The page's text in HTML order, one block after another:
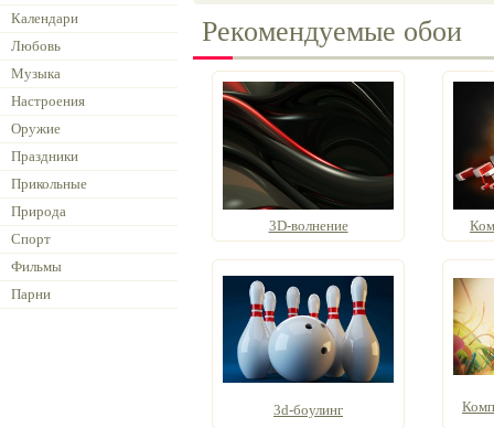
Календари
Любовь
Музыка
Настроения
Оружие
Праздники
Прикольные
Природа
Спорт
Фильмы
Парни
Рекомендуемые обои
3D-волнение
3d-боулинг